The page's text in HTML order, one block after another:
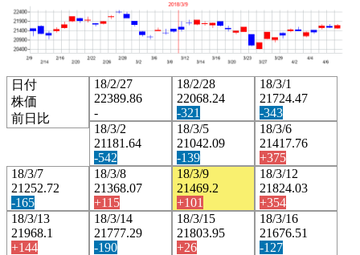
日付
株価
前日比
18/2/27
22389.86
-
18/2/28
22068.24
-321
18/3/1
21724.47
-343
18/3/2
21181.64
-542
18/3/5
21042.09
-139
18/3/6
21417.76
+375
18/3/7
21252.72
-165
18/3/8
21368.07
+115
18/3/9
21469.2
+101
18/3/12
21824.03
+354
18/3/13
21968.1
+144
18/3/14
21777.29
-190
18/3/15
21803.95
+26
18/3/16
21676.51
-127